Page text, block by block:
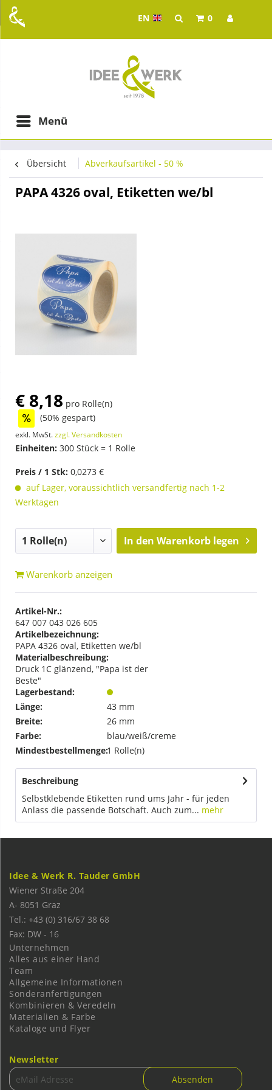
EN Idee & Werk - your
0
Menü
Übersicht Abverkaufsartikel - 50 %
in Graz
PAPA 4326 oval, Etiketten we/bl
€ 8,18 pro Rolle(n)
(50% gespart)
exkl. MwSt.zzgl. Versandkosten
Einheiten: 300 Stück = 1 Rolle
Preis / 1 Stk: 0,0273 €
auf Lager, voraussichtlich versandfertig nach 1-2
Werktagen
In den Warenkorb legen
Warenkorb anzeigen
Artikel-Nr.:
647 007 043 026 605
Artikelbezeichnung:
PAPA 4326 oval, Etiketten we/bl
Materialbeschreibung:
Druck 1C glänzend, "Papa ist der
Beste"
Lagerbestand:
Länge:
43 mm
Breite:
26 mm
Farbe:
blau/weiß/creme
Mindestbestellmenge:1 Rolle(n)
Beschreibung
Selbstklebende Etiketten rund ums Jahr - für jeden
Anlass die passende Botschaft. Auch zum... mehr
Idee & Werk R. Tauder GmbH
Wiener Straße 204
A- 8051 Graz
Tel.: +43 (0) 316/67 38 68
Fax: DW - 16
Unternehmen
Alles aus einer Hand
Team
Allgemeine Informationen
Sonderanfertigungen
Kombinieren & Veredeln
Materialien & Farbe
Kataloge und Flyer
Newsletter